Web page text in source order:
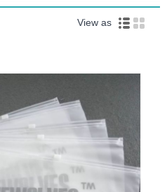
View as